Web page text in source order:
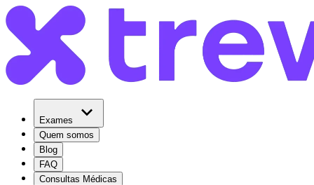
Exames
Quem somos
Blog
FAQ
Consultas Médicas